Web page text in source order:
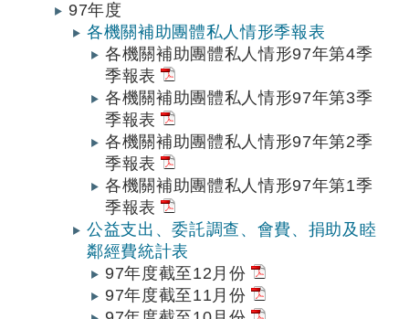
97年度
各機關補助團體私人情形季報表
各機關補助團體私人情形97年第4季
季報表
各機關補助團體私人情形97年第3季
季報表
各機關補助團體私人情形97年第2季
季報表
各機關補助團體私人情形97年第1季
季報表
公益支出、委託調查、會費、捐助及睦
鄰經費統計表
97年度截至12月份
97年度截至11月份